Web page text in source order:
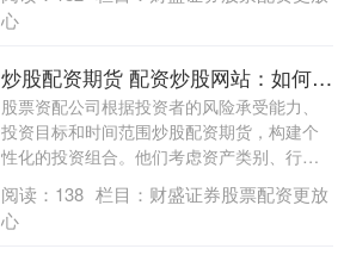
心
炒股配资期货 配资炒股网站：如何进行选择？
股票资配公司根据投资者的风险承受能力、
投资目标和时间范围炒股配资期货，构建个
性化的投资组合。他们考虑资产类别、行业
和个股....
阅读： 138 栏目： 财盛证券股票配资更放
心